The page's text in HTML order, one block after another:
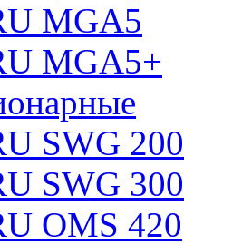
MGA5
MGA5+
SWG 200
SWG 300
OMS 420